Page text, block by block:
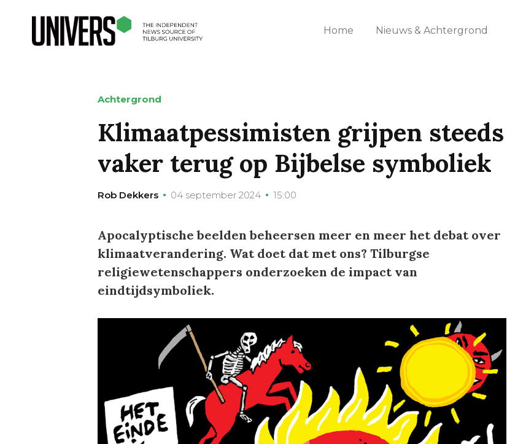
Home Nieuws & Achtergrond
Achtergrond
Klimaatpessimisten grijpen steeds
vaker terug op Bijbelse symboliek
Rob Dekkers 04 september 2024 15:00
Apocalyptische beelden beheersen meer en meer het debat over
klimaatverandering. Wat doet dat met ons? Tilburgse
religiewetenschappers onderzoeken de impact van
eindtijdsymboliek.